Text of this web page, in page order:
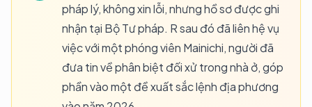
pháp lý, không xin lỗi, nhưng hồ sơ được ghi
nhận tại Bộ Tư pháp. R sau đó đã liên hệ vụ
việc với một phóng viên Mainichi, người đã
đưa tin về phân biệt đối xử trong nhà ở, góp
phần vào một đề xuất sắc lệnh địa phương